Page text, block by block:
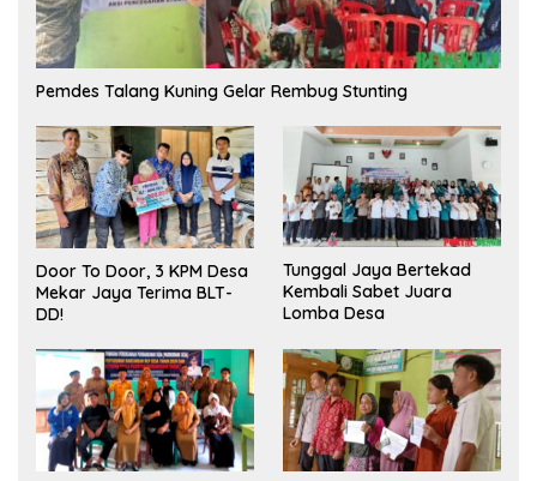
Pemdes Talang Kuning Gelar Rembug Stunting
Door To Door, 3 KPM Desa
Mekar Jaya Terima BLT-
DD!
Tunggal Jaya Bertekad
Kembali Sabet Juara
Lomba Desa